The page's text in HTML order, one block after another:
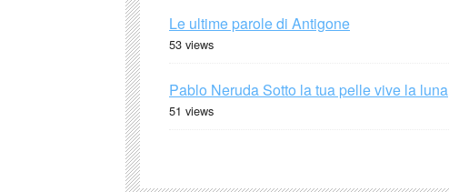
Le ultime parole di Antigone
53 views
Pablo Neruda Sotto la tua pelle vive la luna
51 views